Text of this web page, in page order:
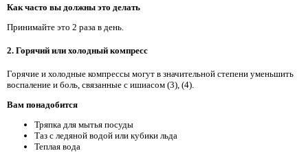
Как часто вы должны это делать
Принимайте это 2 раза в день.
2. Горячий или холодный компресс
Горячие и холодные компрессы могут в значительной степени уменьшить
воспаление и боль, связанные с ишиасом (3), (4).
Вам понадобится
Тряпка для мытья посуды
Таз с ледяной водой или кубики льда
Теплая вода